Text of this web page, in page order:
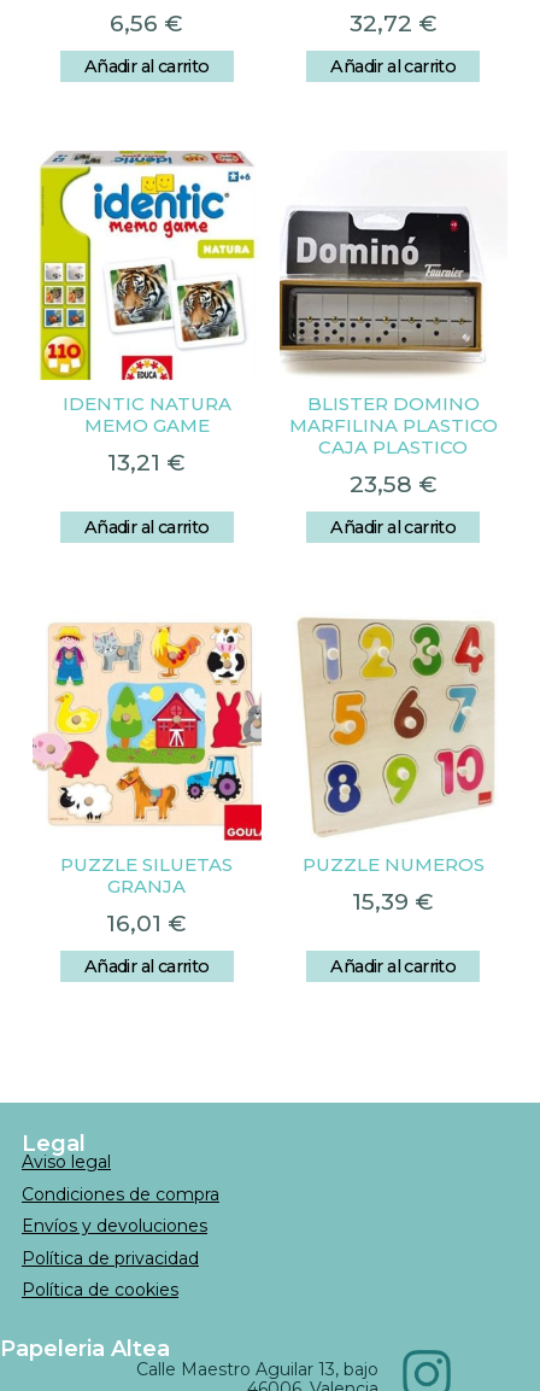
6,56 €
Añadir al carrito
32,72 €
Añadir al carrito
IDENTIC NATURA
MEMO GAME
13,21 €
Añadir al carrito
BLISTER DOMINO
MARFILINA PLASTICO
CAJA PLASTICO
23,58 €
Añadir al carrito
PUZZLE SILUETAS
GRANJA
16,01 €
Añadir al carrito
PUZZLE NUMEROS
15,39 €
Añadir al carrito
Legal
Aviso legal
Condiciones de compra
Envíos y devoluciones
Política de privacidad
Política de cookies
Papeleria Altea
Calle Maestro Aguilar 13, bajo